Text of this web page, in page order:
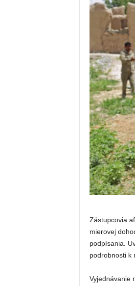
Zástupcovia
mierovej
podpísania.
podrobnosti k
Vyjednávanie